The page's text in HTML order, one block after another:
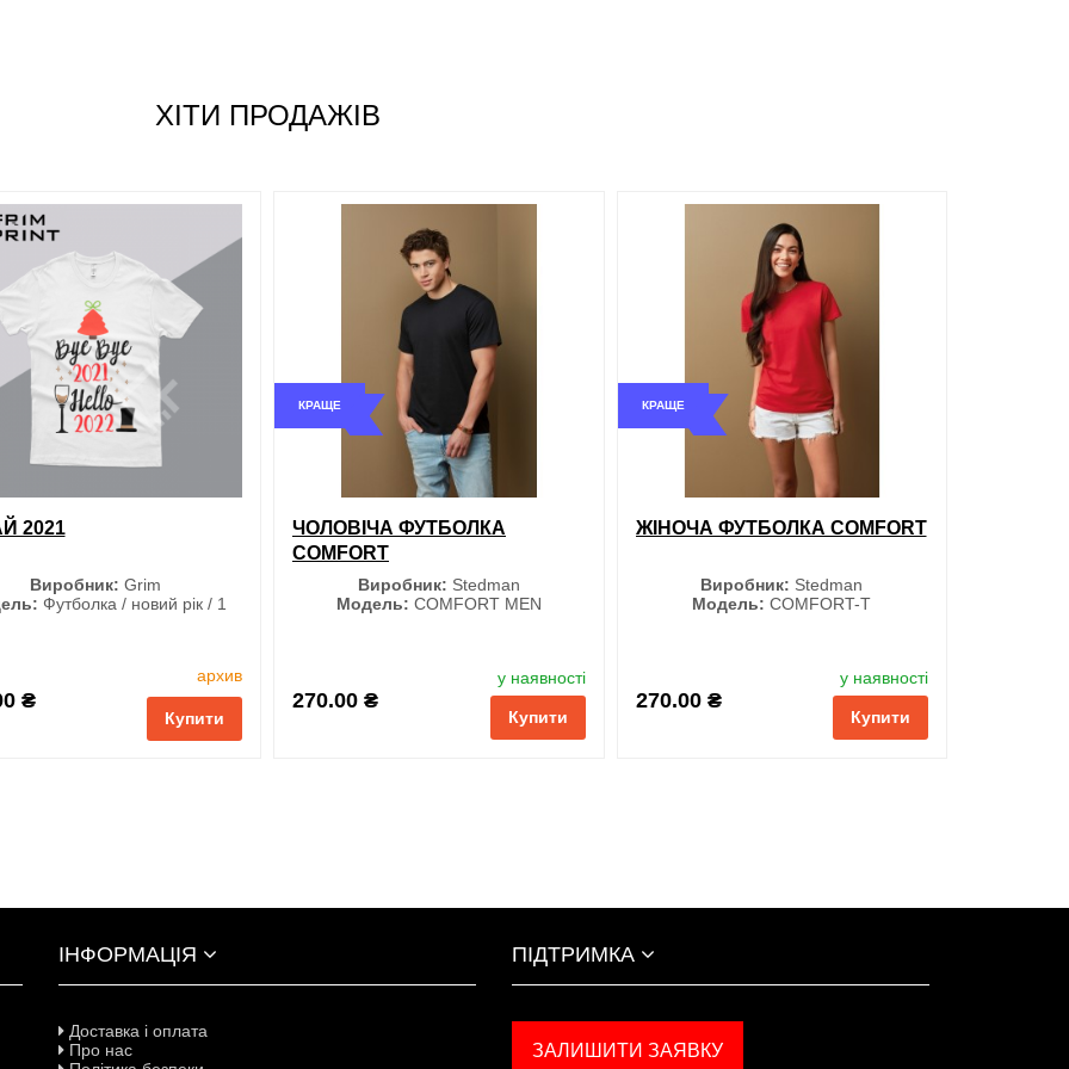
XXL
порівняння купити в 1 клік
порівняння
порівняння
ХІТИ ПРОДАЖІВ
2021
Виробник: Grim
Футболка / новий рік / 1
₴
архив
Купити
M
XXL
КРАЩЕ
ЧОЛОВІЧА ФУТБОЛКА
COMFORT
Виробник: Stedman
Модель: COMFORT MEN
270.00 ₴
у наявності
Купити
КРАЩЕ
ЖІНОЧА ФУТБОЛКА COMFORT
Виробник: Stedman
Модель: COMFORT-T
270.00 ₴
у наявності
Купити
ІНФОРМАЦІЯ
Доставка і оплата
Про нас
ПІДТРИМКА
ЗАЛИШИТИ ЗАЯВКУ